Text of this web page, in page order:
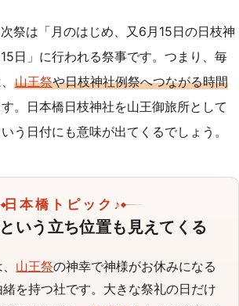
祭は「月のはじめ、又6月15日の日枝神
日」に行われる祭事です。つまり、毎
山王祭や日枝神社例祭へつながる時間
。日本橋日枝神社を山王御旅所として
う日付にも意味が出てくるでしょう。
日本橋トピック♪
いう立ち位置も見えてくる
山王祭の神幸で神様がお休みになる
を持つ社です。大きな祭礼の日だけ